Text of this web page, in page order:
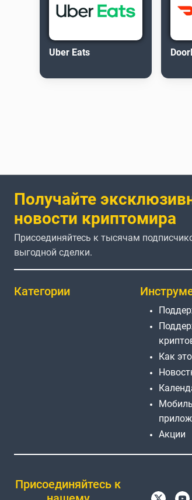
Uber Eats
Получайте
новости криптомира
Присоединяйтесь к тысячам
выгодной сделки.
Категории
Как
Акции
Присоединяйтесь к